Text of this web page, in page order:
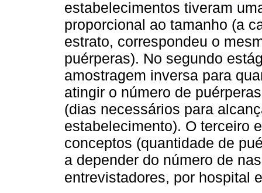
estabelecimentos tiveram
proporcional ao tamanho (a
estrato, correspondeu o
puérperas). No segundo
amostragem inversa para
atingir o número de
(dias necessários para
estabelecimento). O terceiro
conceptos (quantidade de
a depender do número de
entrevistadores, por hospital